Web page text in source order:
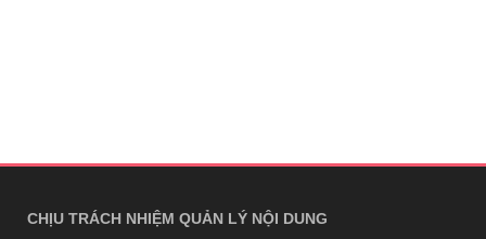
CHỊU TRÁCH NHIỆM QUẢN LÝ NỘI DUNG